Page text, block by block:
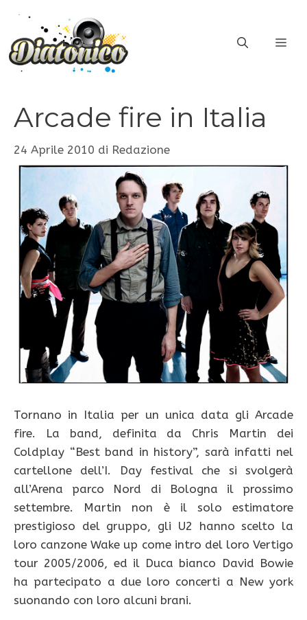
contenuto
Arcade fire in Italia
24 Aprile 2010 di Redazione
Tornano in Italia per un unica data gli Arcade
fire. La band, definita da Chris Martin dei
Coldplay “Best band in history”, sarà infatti nel
cartellone dell’I. Day festival che si svolgerà
all’Arena parco Nord di Bologna il prossimo
settembre. Martin non è il solo estimatore
prestigioso del gruppo, gli U2 hanno scelto la
loro canzone Wake up come intro del loro Vertigo
tour 2005/2006, ed il Duca bianco David Bowie
ha partecipato a due loro concerti a New york
suonando con loro alcuni brani.